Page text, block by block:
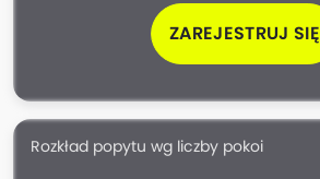
ZAREJESTRUJ SIĘ
Rozkład popytu wg liczby pokoi